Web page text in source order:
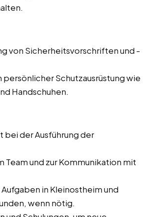
von Sicherheitsvorschriften und -
Schutzausrüstung wie
Handschuhen.
bei der Ausführung der
Team und zur Kommunikation mit
in Kleinostheim und
wenn nötig.